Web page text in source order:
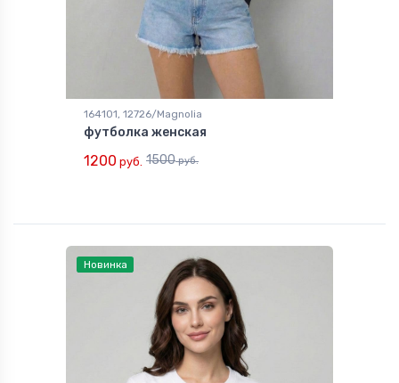
164101, 12726/Magnolia
футболка женская
1200 руб. 1500руб.
Новинка